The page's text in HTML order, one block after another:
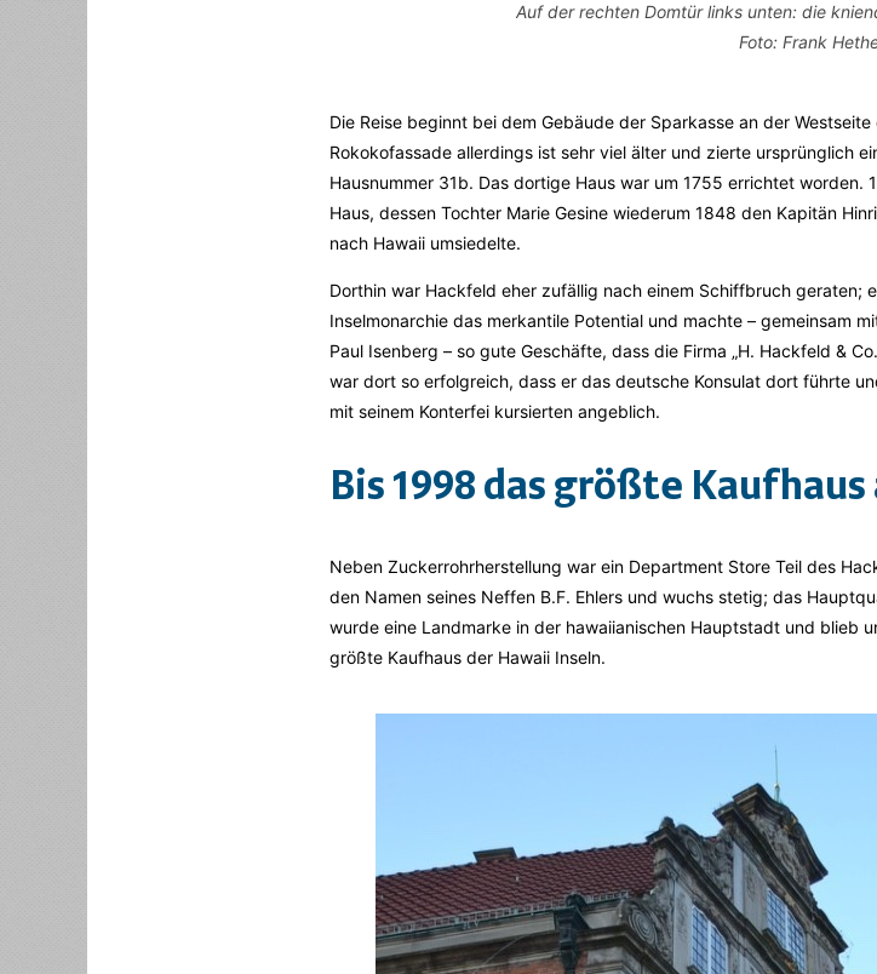
Auf der rechten Domtür links unten: die
Foto: Frank
Die Reise beginnt bei dem Gebäude der Sparkasse an der
Rokokofassade allerdings ist sehr viel älter und zierte ursprünglich
Hausnummer 31b. Das dortige Haus war um 1755 errichtet
Haus, dessen Tochter Marie Gesine wiederum 1848 den Kapitän
nach Hawaii umsiedelte.
Dorthin war Hackfeld eher zufällig nach einem Schiffbruch geraten;
Inselmonarchie das merkantile Potential und machte – gemeinsam
Paul Isenberg – so gute Geschäfte, dass die Firma „H. Hackfeld &
war dort so erfolgreich, dass er das deutsche Konsulat dort führte
mit seinem Konterfei kursierten angeblich.
Bis 1998 das größte
Neben Zuckerrohrherstellung war ein Department Store Teil des
den Namen seines Neffen B.F. Ehlers und wuchs stetig; das
wurde eine Landmarke in der hawaiianischen Hauptstadt und blieb
größte Kaufhaus der Hawaii Inseln.